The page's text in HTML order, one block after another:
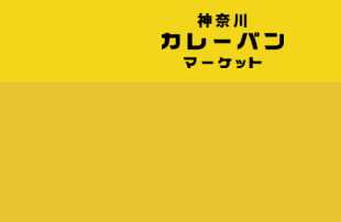
: Undefined property: WP_Error::$cat_ID in